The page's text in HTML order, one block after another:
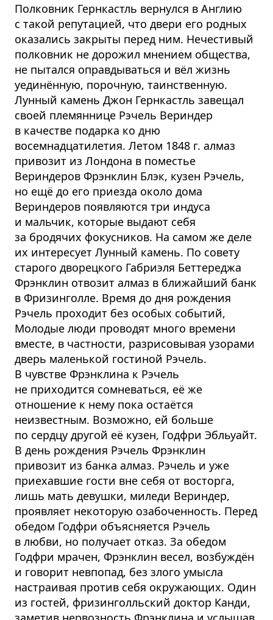
Полковник Гернкастль вернулся в Англию
с такой репутацией, что двери его родных
оказались закрыты перед ним. Нечестивый
полковник не дорожил мнением общества,
не пытался оправдываться и вёл жизнь
уединённую, порочную, таинственную.
Лунный камень Джон Гернкастль завещал
своей племяннице Рэчель Вериндер
в качестве подарка ко дню
восемнадцатилетия. Летом 1848 г. алмаз
привозит из Лондона в поместье
Вериндеров Фрэнклин Блэк, кузен Рэчель,
но ещё до его приезда около дома
Вериндеров появляются три индуса
и мальчик, которые выдают себя
за бродячих фокусников. На самом же деле
их интересует Лунный камень. По совету
старого дворецкого Габриэля Беттереджа
Фрэнклин отвозит алмаз в ближайший банк
в Фризинголле. Время до дня рождения
Рэчель проходит без особых событий,
Молодые люди проводят много времени
вместе, в частности, разрисовывая узорами
дверь маленькой гостиной Рэчель.
В чувстве Фрэнклина к Рэчель
не приходится сомневаться, её же
отношение к нему пока остаётся
неизвестным. Возможно, ей больше
по сердцу другой её кузен, Годфри Эбльуайт.
В день рождения Рэчель Фрэнклин
привозит из банка алмаз. Рэчель и уже
приехавшие гости вне себя от восторга,
лишь мать девушки, миледи Вериндер,
проявляет некоторую озабоченность. Перед
обедом Годфри объясняется Рэчель
в любви, но получает отказ. За обедом
Годфри мрачен, Фрэнклин весел, возбуждён
и говорит невпопад, без злого умысла
настраивая против себя окружающих. Один
из гостей, фризинголльский доктор Канди,